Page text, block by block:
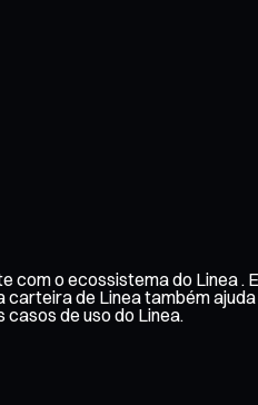
o ecossistema do Linea
de Linea também
de uso do Linea.